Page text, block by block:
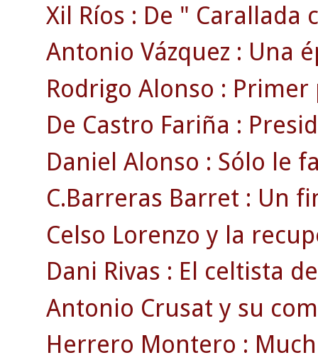
Xil Ríos : De " Carallada
Antonio Vázquez : Una
Rodrigo Alonso :
De Castro Fariña :
Daniel Alonso : Sólo le
C.Barreras Barret : Un
Celso Lorenzo y la
Dani Rivas : El celtista
Antonio Crusat y su
Herrero Montero :